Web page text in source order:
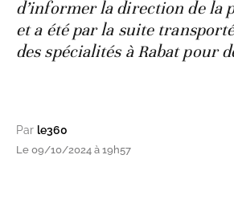
d’informer la direction de la
et a été par la suite
des spécialités à Rabat pour
Par le360
Le 09/10/2024 à 19h57